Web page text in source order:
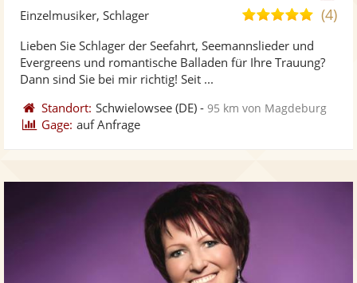
5,0
5
Sternen
(4)
Einzelmusiker, Schlager
Lieben Sie Schlager der Seefahrt, Seemannslieder und
Evergreens und romantische Balladen für Ihre Trauung?
Dann sind Sie bei mir richtig! Seit ...
Standort: Schwielowsee (DE) -95 km von Magdeburg
Gage: auf Anfrage